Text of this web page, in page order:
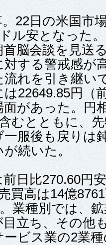
22日の米国市
ル安となった
脳会談を見送
対する警戒感が
流れを引き継い
22649.85円（
があった。円
むとともに、
服後も戻りは
続いた。
日比270.60円
買高は14億
業種別では、
立ち、その他
ービス業の2業